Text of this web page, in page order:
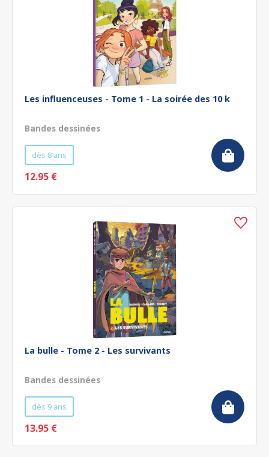
Les influenceuses - Tome 1 - La soirée des 10 k
Bandes dessinées
dès 8 ans
12.95 €
La bulle - Tome 2 - Les survivants
Bandes dessinées
dès 9 ans
13.95 €